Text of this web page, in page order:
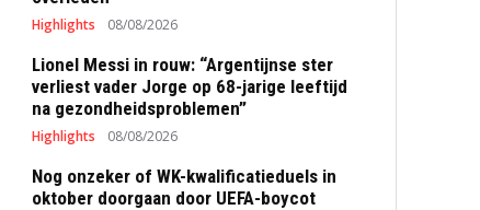
Highlights 08/08/2026
Lionel Messi in rouw: “Argentijnse ster
verliest vader Jorge op 68-jarige leeftijd
na gezondheidsproblemen”
Highlights 08/08/2026
Nog onzeker of WK-kwalificatieduels in
oktober doorgaan door UEFA-boycot